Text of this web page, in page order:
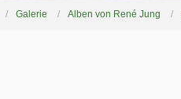
Galerie Alben von René Jung